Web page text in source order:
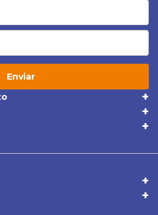
Enviar
das 8h às 18h